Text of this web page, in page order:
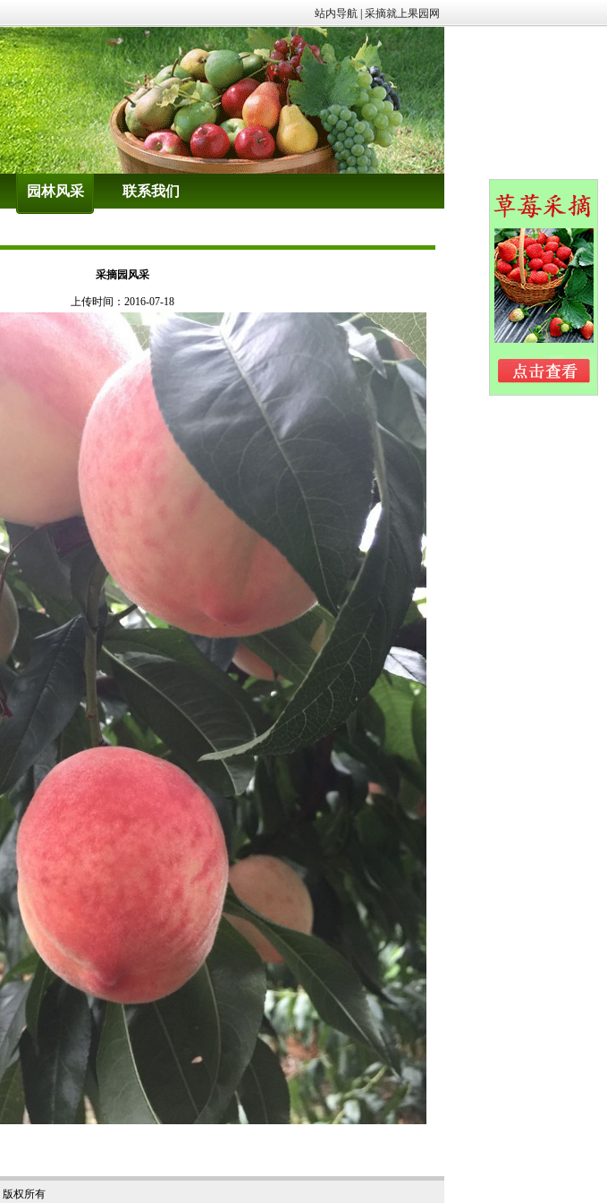
站内导航 采摘就上果园网
园林风采 联系我们
采摘园风采
上传时间：2016-07-18
版权所有